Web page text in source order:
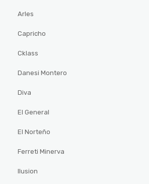
Arles
Capricho
Cklass
Danesi Montero
Diva
El General
El Norteño
Ferreti Minerva
Ilusion